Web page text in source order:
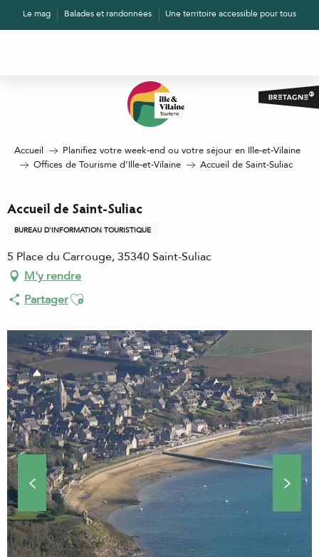
AllerLe mag Balades et randonnées Une territoire accessible pour tous
Accueil
Planifiez votre week-end ou votre séjour en Ille-et-Vilaine
Offices de Tourisme d’Ille-et-Vilaine
Accueil de Saint-Suliac
Accueil de Saint-Suliac
BUREAU D'INFORMATION TOURISTIQUE
5 Place du Carrouge, 35340 Saint-Suliac
M'y rendre
PartagerAjouter aux favoris